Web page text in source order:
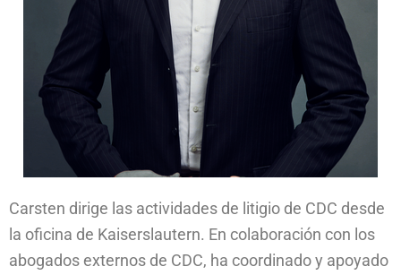
Carsten dirige las actividades de litigio de CDC desde
la oficina de Kaiserslautern. En colaboración con los
abogados externos de CDC, ha coordinado y apoyado